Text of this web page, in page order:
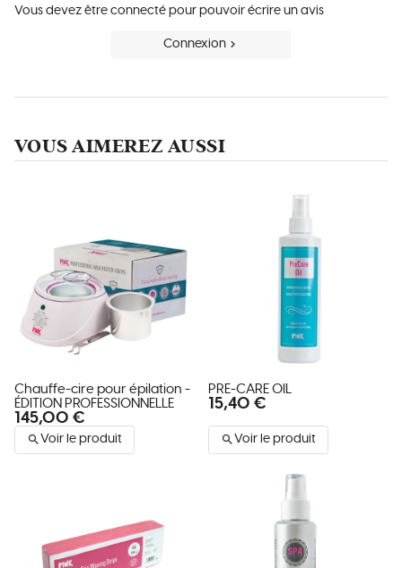
Vous devez être connecté pour pouvoir écrire un avis
Connexion
VOUS AIMEREZ AUSSI
Chauffe-cire pour épilation -
ÉDITION PROFESSIONNELLE
145,00 €
Voir le produit
PRE-CARE OIL
15,40 €
Voir le produit